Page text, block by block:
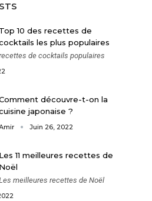
Top 10 des recettes de
les plus populaires
de cocktails populaires
découvre-t-on la
japonaise ?
Juin 26, 2022
Les 11 meilleures recettes de
Noël
meilleures recettes de Noël